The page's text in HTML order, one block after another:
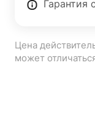
Гарантия
Цена
может